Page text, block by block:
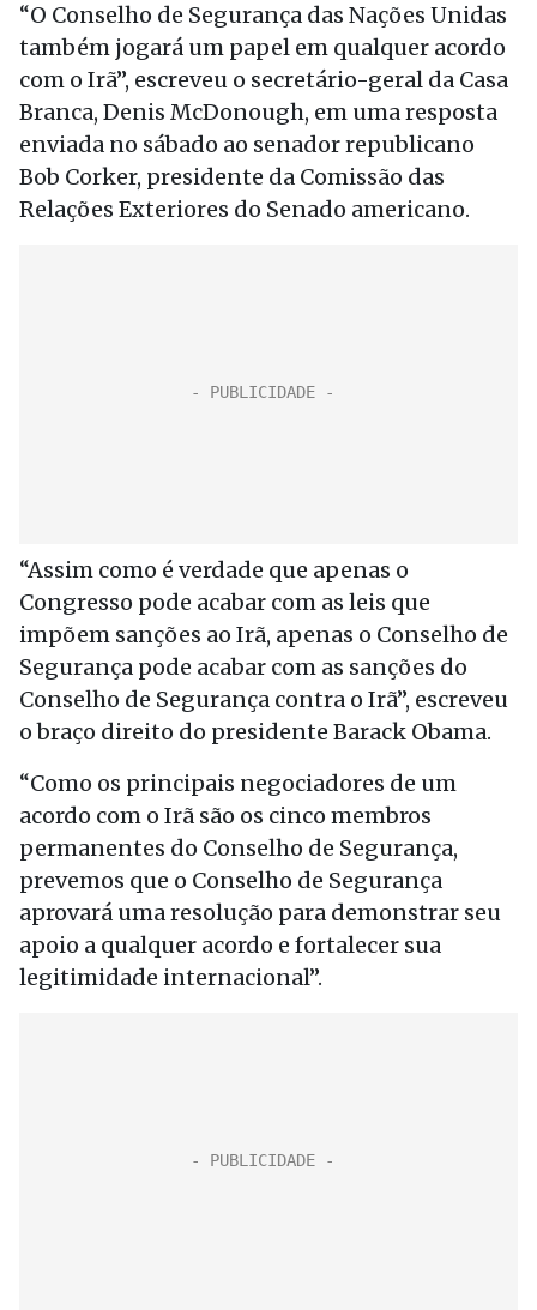
“O Conselho de Segurança das Nações Unidas
também jogará um papel em qualquer acordo
com o Irã”, escreveu o secretário-geral da Casa
Branca, Denis McDonough, em uma resposta
enviada no sábado ao senador republicano
Bob Corker, presidente da Comissão das
Relações Exteriores do Senado americano.
“Assim como é verdade que apenas o
Congresso pode acabar com as leis que
impõem sanções ao Irã, apenas o Conselho de
Segurança pode acabar com as sanções do
Conselho de Segurança contra o Irã”, escreveu
o braço direito do presidente Barack Obama.
“Como os principais negociadores de um
acordo com o Irã são os cinco membros
permanentes do Conselho de Segurança,
prevemos que o Conselho de Segurança
aprovará uma resolução para demonstrar seu
apoio a qualquer acordo e fortalecer sua
legitimidade internacional”.